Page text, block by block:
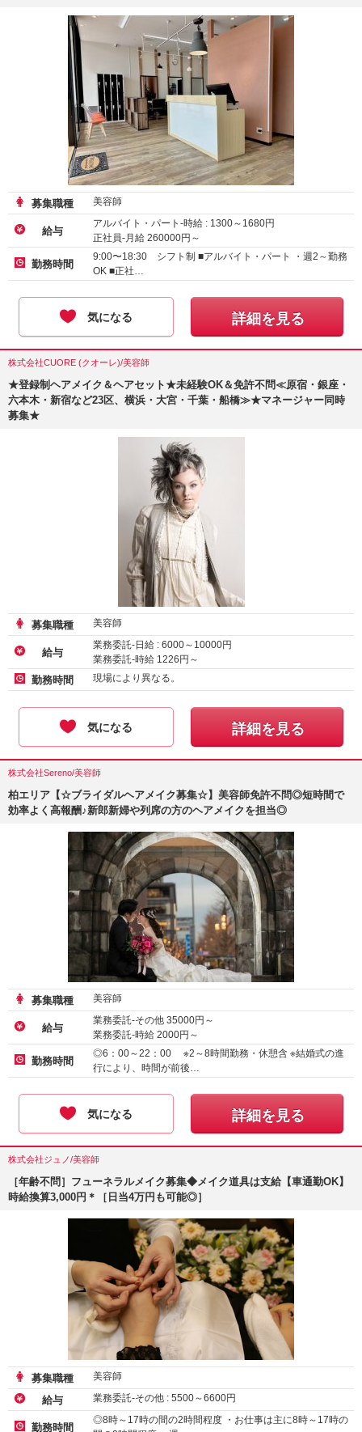
募集職種 美容師
給与
アルバイト・パート-時給 : 1300～ 1680円
正社員-月給 260000円～
勤務時間
9:00〜18:30 シフト制 ■アルバイト・パート ・週2～勤務
OK ■正社…
気になる 詳細を見る
株式会社CUORE (クオーレ)/美容師
★登録制ヘアメイク＆ヘアセット★未経験OK＆免許不問≪原宿・銀座・
六本木・新宿など23区、横浜・大宮・千葉・船橋≫★マネージャー同時
募集★
募集職種 美容師
給与
業務委託-日給 : 6000～ 10000円
業務委託-時給 1226 円～
業務委託-日給10000
勤務時間 現場により異なる。
気になる 詳細を見る
株式会社Sereno/美容師
柏エリア【☆ブライダルヘアメイク募集☆】美容師免許不問◎短時間で
効率よく高報酬♪新郎新婦や列席の方のヘアメイクを担当◎
募集職種 美容師
給与
業務委託-その他 35000円～
業務委託-時給 2000円～
勤務時間
◎6：00～22：00 ※2～8時間勤務・休憩含 ※結婚式の進
行により、時間が前後…
気になる 詳細を見る
株式会社ジュノ/美容師
［年齢不問］フューネラルメイク募集◆メイク道具は支給【車通勤OK】
時給換算3,000円＊［日当4万円も可能◎］
募集職種 美容師
給与 業務委託-その他 : 5500～6600円
勤務時間
◎8時～17時の間の2時間程度 ・お仕事は主に8時～17時の